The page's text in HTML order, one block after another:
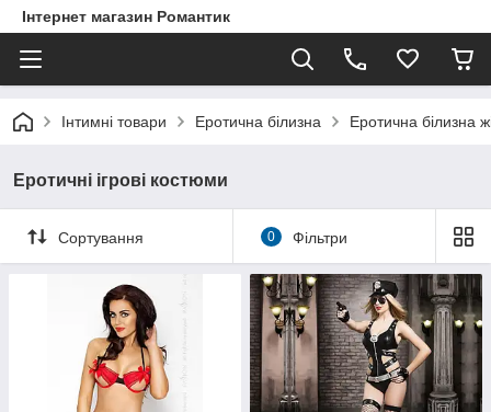
Інтернет магазин Романтик
Інтимні товари Еротична білизна Еротична білизна
Еротичні ігрові костюми
Сортування 0 Фільтри